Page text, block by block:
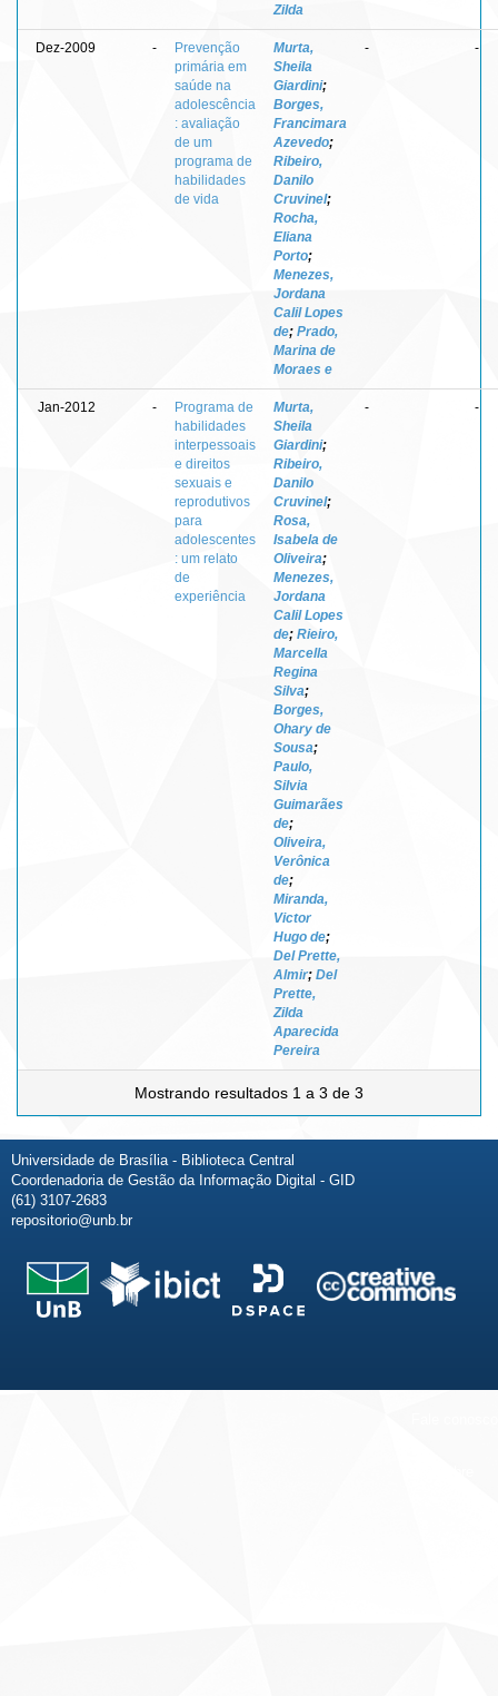
Zilda
Dez-2009 -
Prevenção
primária em
saúde na
adolescência
: avaliação
de um
programa de
habilidades
de vida
Murta,
Sheila
Giardini;
Borges,
Francimara
Azevedo;
Ribeiro,
Danilo
Cruvinel;
Rocha,
Eliana
Porto;
Menezes,
Jordana
Calil Lopes
de; Prado,
Marina de
Moraes e
- -
Jan-2012 -
Programa de
habilidades
interpessoais
e direitos
sexuais e
reprodutivos
para
adolescentes
: um relato
de
experiência
Murta,
Sheila
Giardini;
Ribeiro,
Danilo
Cruvinel;
Rosa,
Isabela de
Oliveira;
Menezes,
Jordana
Calil Lopes
de; Rieiro,
Marcella
Regina
Silva;
Borges,
Ohary de
Sousa;
Paulo,
Silvia
Guimarães
de;
Oliveira,
Verônica
de;
Miranda,
Victor
Hugo de;
Del Prette,
Almir; Del
Prette,
Zilda
Aparecida
Pereira
- -
Mostrando resultados 1 a 3 de 3
Universidade de Brasília - Biblioteca Central
Coordenadoria de Gestão da Informação Digital - GID
(61) 3107-2683
repositorio@unb.br